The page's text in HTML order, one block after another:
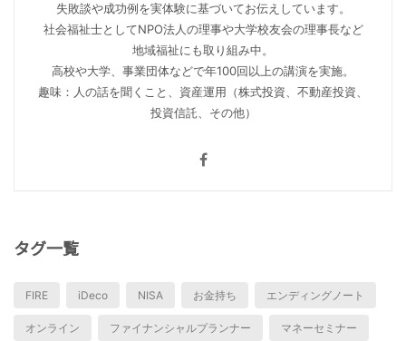
失敗談や成功例を実体験に基づいてお伝えしています。
社会福祉士としてNPO法人の理事や大学校友会の理事長など
地域福祉にも取り組み中。
高校や大学、事業団体などで年100回以上の講演を実施。
趣味：人の話を聞くこと、資産運用（株式投資、不動産投資、
投資信託、その他）
タグ一覧
FIRE iDeco NISA お金持ち エンディングノート
オンライン ファイナンシャルプランナー マネーセミナー